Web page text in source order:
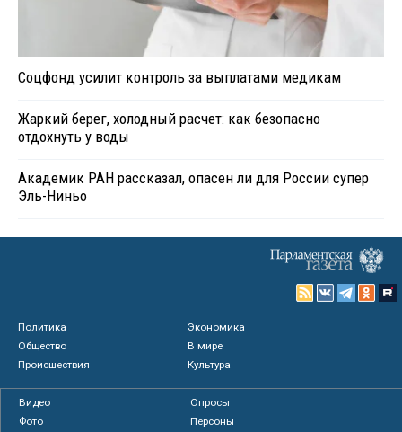
Соцфонд усилит контроль за выплатами медикам
Жаркий берег, холодный расчет: как безопасно
отдохнуть у воды
Академик РАН рассказал, опасен ли для России супер
Эль-Ниньо
Политика
Экономика
Общество
В мире
Происшествия
Культура
Видео
Опросы
Фото
Персоны